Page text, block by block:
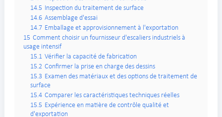
14.5 Inspection du traitement de surface
14.6 Assemblage d'essai
14.7 Emballage et approvisionnement à l'exportation
15 Comment choisir un fournisseur d'escaliers industriels à
usage intensif
15.1 Vérifier la capacité de fabrication
15.2 Confirmer la prise en charge des dessins
15.3 Examen des matériaux et des options de traitement de
surface
15.4 Comparer les caractéristiques techniques réelles
15.5 Expérience en matière de contrôle qualité et
d'exportation